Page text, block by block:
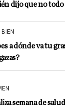
dijo que no todo
a dónde va tu
semana de